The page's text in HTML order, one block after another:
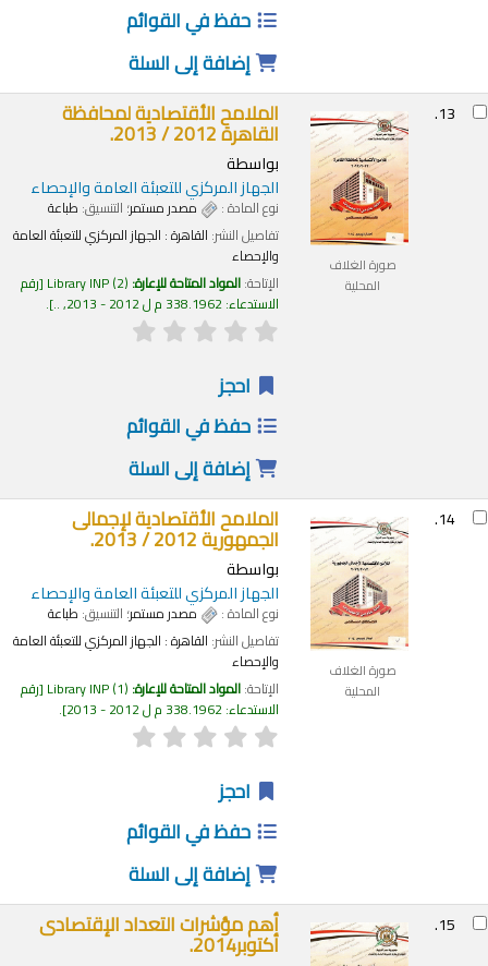
حفظ في القوائم
إضافة إلى السلة
13.
صورة الغلاف
المحلية
الملامح الأقتصادية لمحافظة
القاهرة 2012 / 2013.
بواسطة
الجهاز المركزي للتعبئة العامة والإحصاء
نوع المادة : مصدر مستمر؛ التنسيق:طباعة
تفاصيل النشر:القاهرة : الجهاز المركزي للتعبئة العامة
والإحصاء
الإتاحة:المواد المتاحة للإعارة: Library INP(2)
رقم
الاستدعاء:338.1962 م ل 2012 - 2013, .. .
احجز
حفظ في القوائم
إضافة إلى السلة
14.
صورة الغلاف
المحلية
الملامح الأقتصادية لإجمالى
الجمهورية 2012 / 2013.
بواسطة
الجهاز المركزي للتعبئة العامة والإحصاء
نوع المادة : مصدر مستمر؛ التنسيق:طباعة
تفاصيل النشر:القاهرة : الجهاز المركزي للتعبئة العامة
والإحصاء
الإتاحة:المواد المتاحة للإعارة: Library INP(1)
رقم
الاستدعاء:338.1962 م ل 2012 - 2013 .
احجز
حفظ في القوائم
إضافة إلى السلة
15. أهم مؤشرات التعداد الإقتصادى
أكتوبر2014.